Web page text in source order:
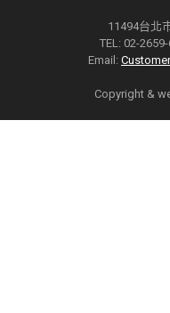
11494台北
TEL: 02-
Email:
Copyright &